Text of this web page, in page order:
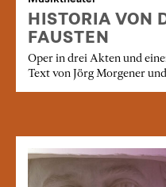
HISTORIA VON
FAUSTEN
Oper in drei Akten und
Text von Jörg Morgener